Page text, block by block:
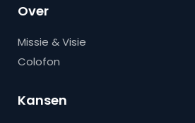
Over
Missie & Visie
Colofon
Kansen